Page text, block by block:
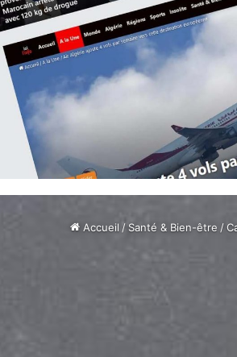
Accueil / Santé & Bien-être /